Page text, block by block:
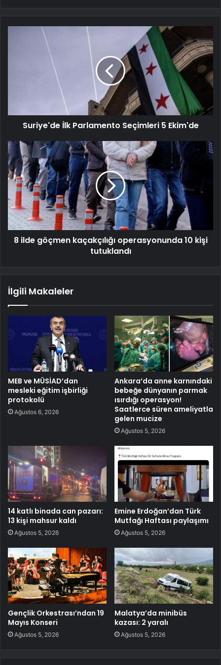
Suriye'de İlk Parlamento Seçimleri 5 Ekim'de
8 ilde göçmen kaçakçılığı operasyonunda 10 kişi
tutuklandı
İlgili Makaleler
MEB ve MÜSİAD’dan
mesleki eğitim işbirliği
protokolü
Ağustos 6, 2026
Ankara’da anne karnındaki
bebeğe dünyanın parmak
ısırdığı operasyon!
Saatlerce süren ameliyatla
gelen mucize
Ağustos 5, 2026
14 katlı binada can pazarı:
13 kişi mahsur kaldı
Ağustos 5, 2026
Emine Erdoğan’dan Türk
Mutfağı Haftası paylaşımı
Ağustos 5, 2026
Gençlik Orkestrası’ndan 19
Mayıs Konseri
Ağustos 5, 2026
Malatya’da minibüs
kazası: 2 yaralı
Ağustos 5, 2026